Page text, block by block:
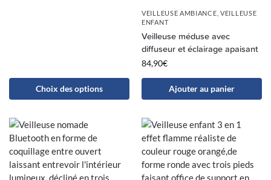
Choix des options
VEILLEUSE AMBIANCE ,VEILLEUSE
ENFANT
Veilleuse méduse avec
diffuseur et éclairage apaisant
84,90€
Ajouter au panier